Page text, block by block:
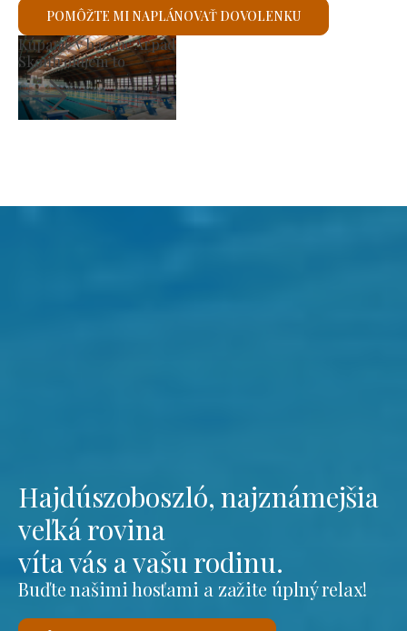
POMÔŽTE MI NAPLÁNOVAŤ DOVOLENKU
Trh výrobcov
Skontrolujem to
Hajdúszoboszló, najznámejšia
veľká rovina
víta vás a vašu rodinu.
Buďte našimi hosťami a zažite úplný relax!